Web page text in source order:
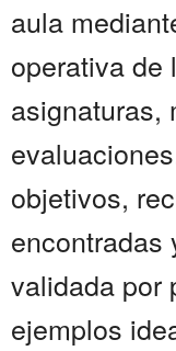
aula
operativa de
asignaturas,
objetivos,
encontradas
validada por
ejemplos